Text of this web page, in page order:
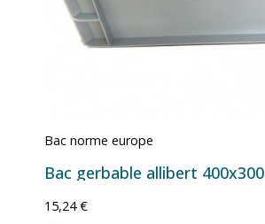
Bac norme europe
Bac gerbable allibert 400x300
15,24 €